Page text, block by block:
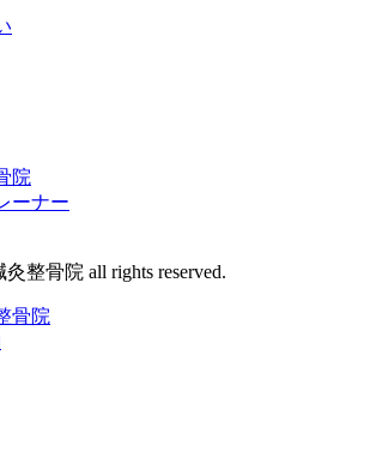
院
ーナー
整骨院 all rights reserved.